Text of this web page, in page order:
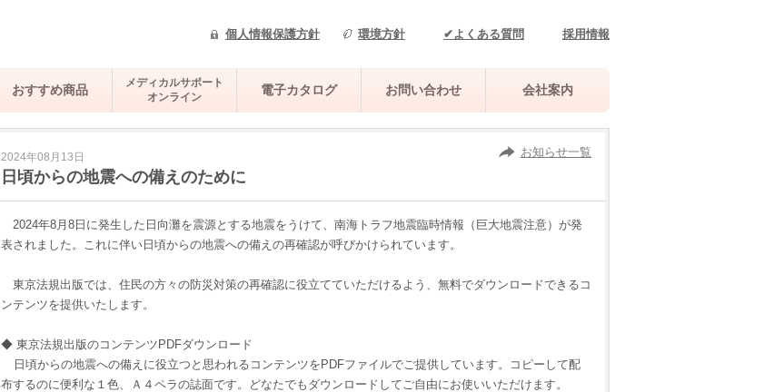
個人情報保護方針 環境方針 ✔よくある質問 採用情報
おすすめ商品
メディカルサポート
オンライン
電子カタログ お問い合わせ 会社案内
お知らせ一覧
2024年08月13日
日頃からの地震への備えのために
2024年8月 8 日に発生した日向灘を震源とする地震をうけて、南海トラフ地震臨時情報（巨大地震注意）が発
表されました。これに伴い日頃からの地震への備えの再確認が呼びかけられています。
東京法規出版では、住民の方々の防災対策の再確認に役立てていただけるよう、無料でダウンロードできるコ
ンテンツを提供いたします。
◆ 東京法規出版のコンテンツ PDFダウンロード
日頃からの地震への備えに役立つと思われるコンテンツを PDFファイルでご提供しています。コピーして配
布するのに便利な１色、Ａ４ペラの誌面です。どなたでもダウンロードしてご自由にお使いいただけます。